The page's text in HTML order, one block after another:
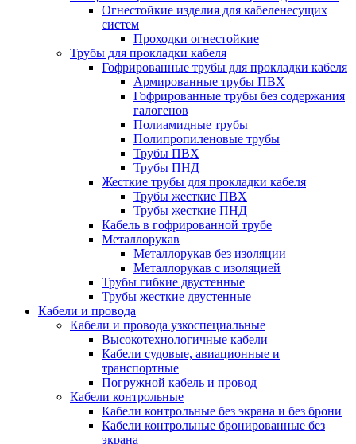
Огнестойкие изделия для кабеленесущих
систем
Проходки огнестойкие
Трубы для прокладки кабеля
Гофрированные трубы для прокладки кабеля
Армированные трубы ПВХ
Гофрированные трубы без содержания
галогенов
Полиамидные трубы
Полипропиленовые трубы
Трубы ПВХ
Трубы ПНД
Жесткие трубы для прокладки кабеля
Трубы жесткие ПВХ
Трубы жесткие ПНД
Кабель в гофрированной трубе
Металлорукав
Металлорукав без изоляции
Металлорукав с изоляцией
Трубы гибкие двустенные
Трубы жесткие двустенные
Кабели и провода
Кабели и провода узкоспециальные
Высокотехнологичные кабели
Кабели судовые, авиационные и
транспортные
Погружной кабель и провод
Кабели контрольные
Кабели контрольные без экрана и без брони
Кабели контрольные бронированные без
экрана